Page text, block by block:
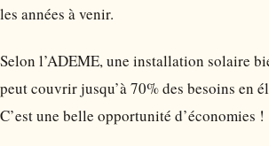
les années à venir.
Selon l’ADEME, une installation solaire
peut couvrir jusqu’à 70% des besoins en
C’est une belle opportunité d’économies !